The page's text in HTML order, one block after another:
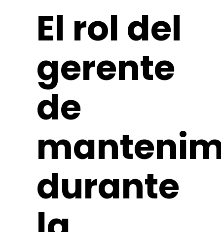
El rol del
gerente
de
durante